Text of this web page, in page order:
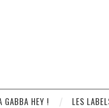
GABBA HEY ! LES